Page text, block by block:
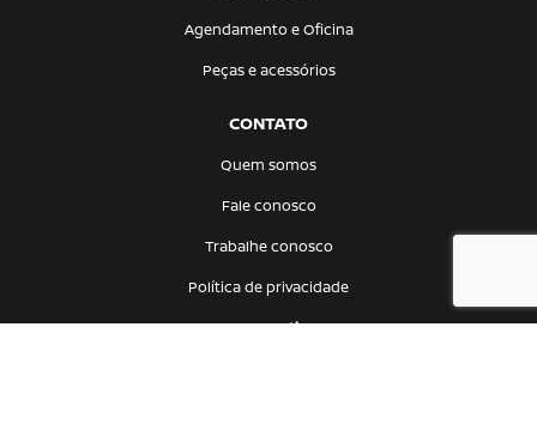
Agendamento e Oficina
Peças e acessórios
CONTATO
Quem somos
Fale conosco
Trabalhe conosco
Política de privacidade
Comparativo